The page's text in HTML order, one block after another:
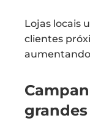
Lojas locais
clientes